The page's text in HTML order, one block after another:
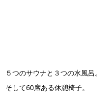
５つのサウナと３つの水風呂。
そして60席ある休憩椅子。